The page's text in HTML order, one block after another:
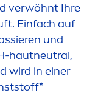
verwöhnt Ihre
Einfach auf
und
hautneutral,
wird in einer